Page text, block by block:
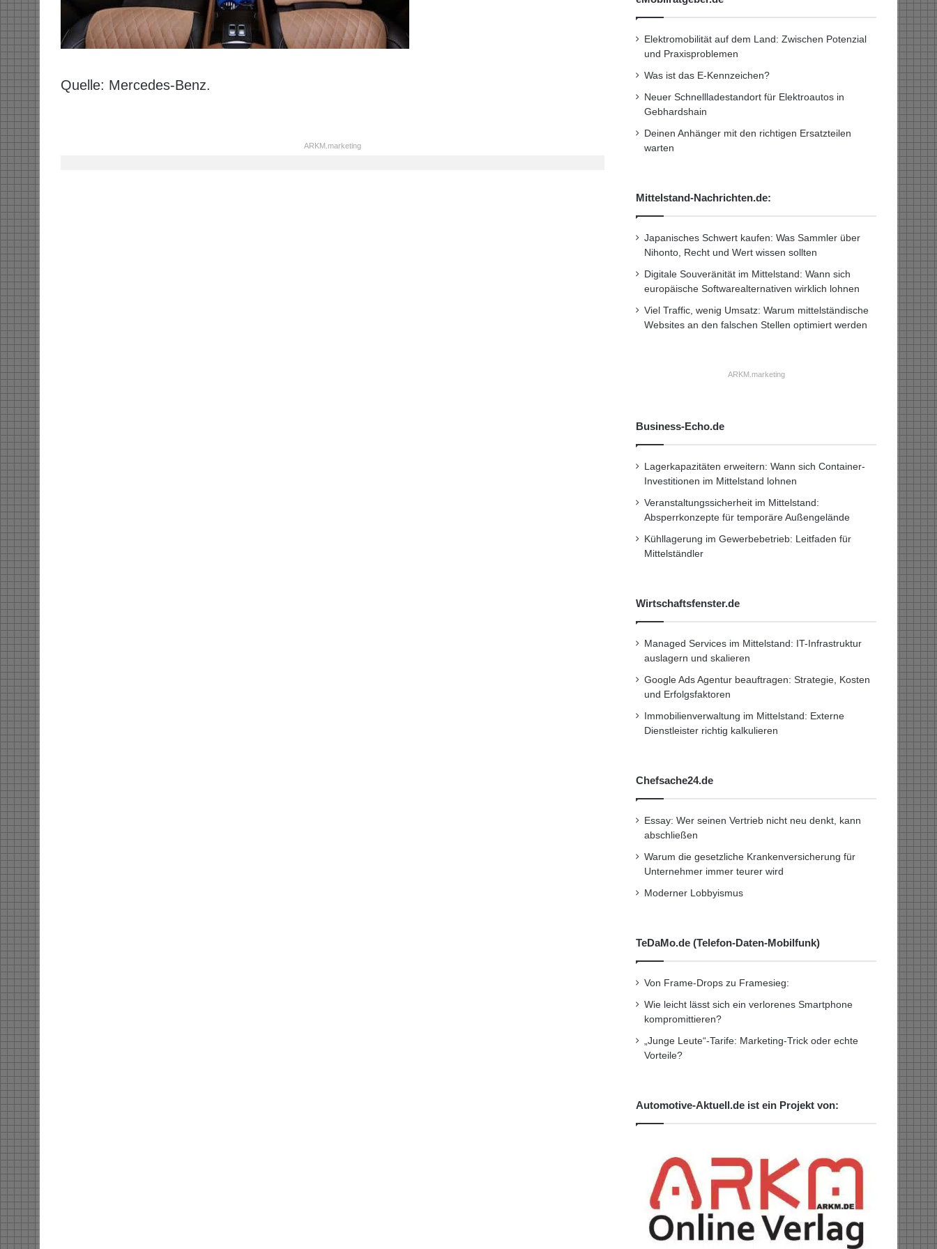
Quelle: Mercedes-Benz.
ARKM.marketing
Elektromobilität auf dem Land: Zwischen Potenzial
und Praxisproblemen
Was ist das E-Kennzeichen?
Neuer Schnellladestandort für Elektroautos in
Gebhardshain
Deinen Anhänger mit den richtigen Ersatzteilen
warten
Mittelstand-Nachrichten.de:
Japanisches Schwert kaufen: Was Sammler über
Nihonto, Recht und Wert wissen sollten
Digitale Souveränität im Mittelstand: Wann sich
europäische Softwarealternativen wirklich lohnen
Viel Traffic, wenig Umsatz: Warum mittelständische
Websites an den falschen Stellen optimiert werden
ARKM.marketing
Business-Echo.de
Lagerkapazitäten erweitern: Wann sich Container-
Investitionen im Mittelstand lohnen
Veranstaltungssicherheit im Mittelstand:
Absperrkonzepte für temporäre Außengelände
Kühllagerung im Gewerbebetrieb: Leitfaden für
Mittelständler
Wirtschaftsfenster.de
Managed Services im Mittelstand: IT-Infrastruktur
auslagern und skalieren
Google Ads Agentur beauftragen: Strategie, Kosten
und Erfolgsfaktoren
Immobilienverwaltung im Mittelstand: Externe
Dienstleister richtig kalkulieren
Chefsache24.de
Essay: Wer seinen Vertrieb nicht neu denkt, kann
abschließen
Warum die gesetzliche Krankenversicherung für
Unternehmer immer teurer wird
Moderner Lobbyismus
TeDaMo.de (Telefon-Daten-Mobilfunk)
Von Frame-Drops zu Framesieg:
Wie leicht lässt sich ein verlorenes Smartphone
kompromittieren?
„Junge Leute“-Tarife: Marketing-Trick oder echte
Vorteile?
Automotive-Aktuell.de ist ein Projekt von: